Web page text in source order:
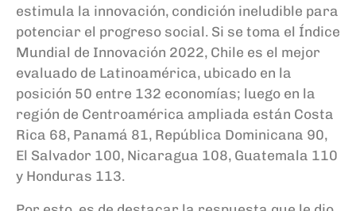
estimula la innovación, condición ineludible para
potenciar el progreso social. Si se toma el Índice
Mundial de Innovación 2022, Chile es el mejor
evaluado de Latinoamérica, ubicado en la
posición 50 entre 132 economías; luego en la
región de Centroamérica ampliada están Costa
Rica 68, Panamá 81, República Dominicana 90,
El Salvador 100, Nicaragua 108, Guatemala 110
y Honduras 113.